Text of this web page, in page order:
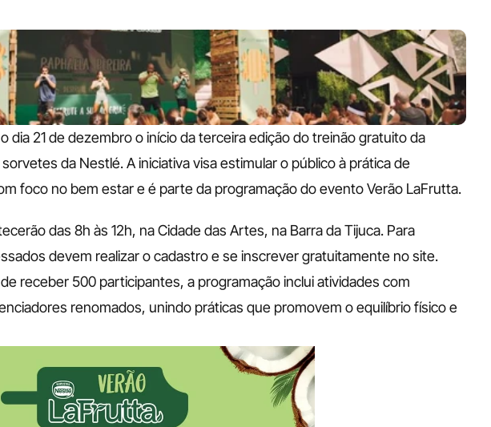
dia 21 de dezembro o início da terceira edição do treinão gratuito da
da Nestlé. A iniciativa visa estimular o público à prática de
foco no bem estar e é parte da programação do evento Verão LaFrutta.
das 8h às 12h, na Cidade das Artes, na Barra da Tijuca. Para
devem realizar o cadastro e se inscrever gratuitamente no site.
receber 500 participantes, a programação inclui atividades com
renomados, unindo práticas que promovem o equilíbrio físico e